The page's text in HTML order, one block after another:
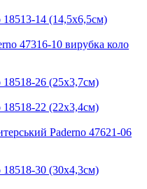
14 (14,5х6,5см)
47316-10 вирубка коло
26 (25х3,7см)
22 (22х3,4см)
Paderno 47621-06
30 (30х4,3см)